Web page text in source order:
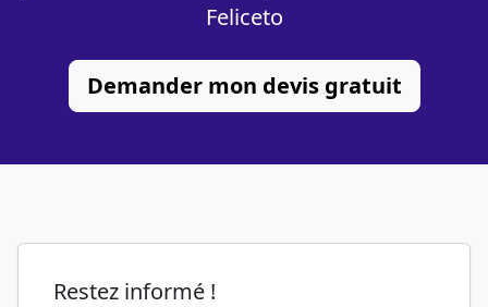
Feliceto
Demander mon devis gratuit
Restez informé !